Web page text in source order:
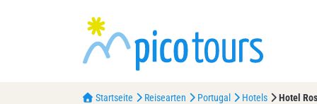
Startseite Reisearten Portugal Hotels Hotel